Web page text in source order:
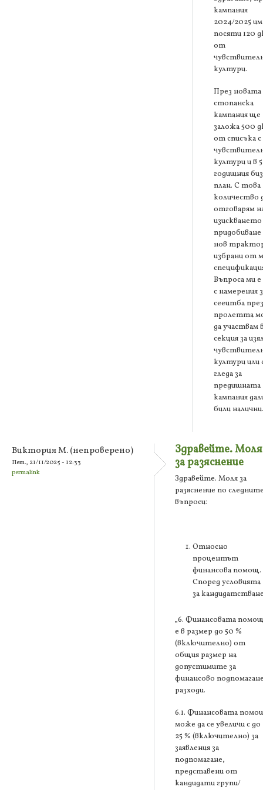
кампания
2024/2025
посяти 120
от
култури.
През новата
стопанска
кампания ще
заложа 500
от списъка с
култури и в 5
годишния
план. С това
количество
отговарям
изискването
придобиване
нов
избрани от
Въпроса ми е
с намерения
сееитба през
пролетта
да участвам
секция за
култури или
гледа за
предишната
кампания
били налични.
Виктория М. (непроверено)
Пет., 21/11/2025 - 12:33
permalink
Здравейте. Моля
за разяснение
Здравейте. Моля за
разяснение по
въпроси:
Относно
процентът
финансова помощ.
Според условията
за
„6. Финансовата
е в размер до 50 %
(включително) от
общия размер на
допустимите за
финансово
разходи.
6.1. Финансовата
може да се увеличи с до
25 % (включително) за
заявления за
подпомагане,
представени от
кандидати групи/